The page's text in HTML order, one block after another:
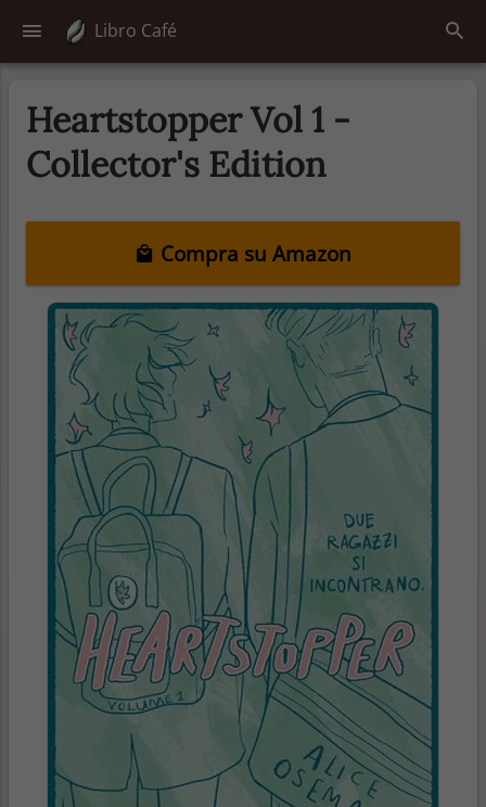
Libro Café
Heartstopper Vol 1 -
Collector's Edition
Compra su Amazon